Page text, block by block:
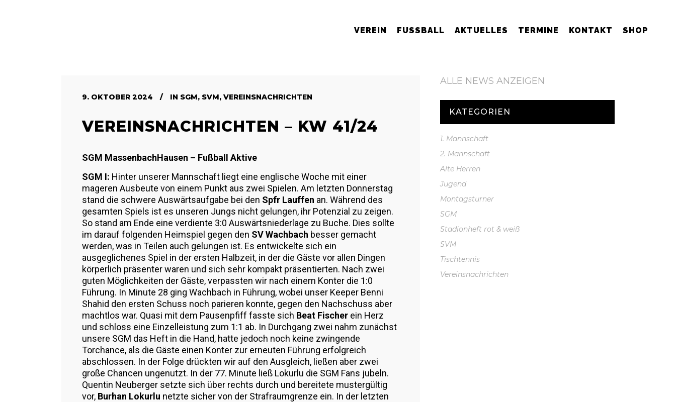
VEREIN FUSSBALL AKTUELLES TERMINE KONTAKT SHOP
9. OKTOBER 2024 IN SGM, SVM, VEREINSNACHRICHTEN
VEREINSNACHRICHTEN – KW 41/24
SGM MassenbachHausen – Fußball Aktive
SGM I: Hinter unserer Mannschaft liegt eine englische Woche mit einer
mageren Ausbeute von einem Punkt aus zwei Spielen. Am letzten Donnerstag
stand die schwere Auswärtsaufgabe bei den Spfr Lauffen an. Während des
gesamten Spiels ist es unseren Jungs nicht gelungen, ihr Potenzial zu zeigen.
So stand am Ende eine verdiente 3:0 Auswärtsniederlage zu Buche. Dies sollte
im darauf folgenden Heimspiel gegen den SV Wachbach besser gemacht
werden, was in Teilen auch gelungen ist. Es entwickelte sich ein
ausgeglichenes Spiel in der ersten Halbzeit, in der die Gäste vor allen Dingen
körperlich präsenter waren und sich sehr kompakt präsentierten. Nach zwei
guten Möglichkeiten der Gäste, verpassten wir nach einem Konter die 1:0
Führung. In Minute 28 ging Wachbach in Führung, wobei unser Keeper Benni
Shahid den ersten Schuss noch parieren konnte, gegen den Nachschuss aber
machtlos war. Quasi mit dem Pausenpfiff fasste sich Beat Fischer ein Herz
und schloss eine Einzelleistung zum 1:1 ab. In Durchgang zwei nahm zunächst
unsere SGM das Heft in die Hand, hatte jedoch noch keine zwingende
Torchance, als die Gäste einen Konter zur erneuten Führung erfolgreich
abschlossen. In der Folge drückten wir auf den Ausgleich, ließen aber zwei
große Chancen ungenutzt. In der 77. Minute ließ Lokurlu die SGM Fans jubeln.
Quentin Neuberger setzte sich über rechts durch und bereitete mustergültig
vor, Burhan Lokurlu netzte sicher von der Strafraumgrenze ein. In der letzten
ALLE NEWS ANZEIGEN
KATEGORIEN
1. Mannschaft
2. Mannschaft
Alte Herren
Jugend
Montagsturner
SGM
Stadionheft rot & weiß
SVM
Tischtennis
Vereinsnachrichten